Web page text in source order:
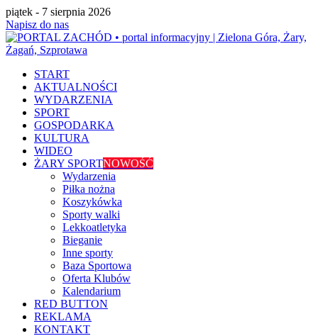
piątek - 7 sierpnia 2026
Napisz do nas
START
AKTUALNOŚCI
WYDARZENIA
SPORT
GOSPODARKA
KULTURA
WIDEO
ŻARY SPORTNOWOŚĆ
Wydarzenia
Piłka nożna
Koszykówka
Sporty walki
Lekkoatletyka
Bieganie
Inne sporty
Baza Sportowa
Oferta Klubów
Kalendarium
RED BUTTON
REKLAMA
KONTAKT